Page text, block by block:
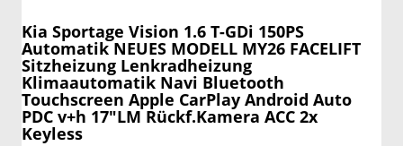
Kia Sportage Vision 1.6 T-GDi 150PS
Automatik NEUES MODELL MY26 FACELIFT
Sitzheizung Lenkradheizung
Klimaautomatik Navi Bluetooth
Touchscreen Apple CarPlay Android Auto
PDC v+h 17"LM Rückf.Kamera ACC 2x
Keyless